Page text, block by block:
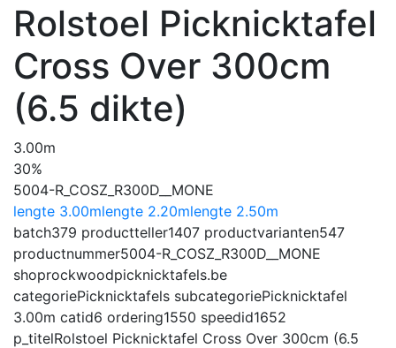
Rolstoel Picknicktafel
Cross Over 300cm
(6.5 dikte)
3.00m
30%
5004-R_COSZ_R300D__MONE
lengte 3.00mlengte 2.20mlengte 2.50m
batch379 productteller1407 productvarianten547
productnummer5004-R_COSZ_R300D__MONE
shoprockwoodpicknicktafels.be
categoriePicknicktafels subcategoriePicknicktafel
3.00m catid6 ordering1550 speedid1652
p_titelRolstoel Picknicktafel Cross Over 300cm (6.5